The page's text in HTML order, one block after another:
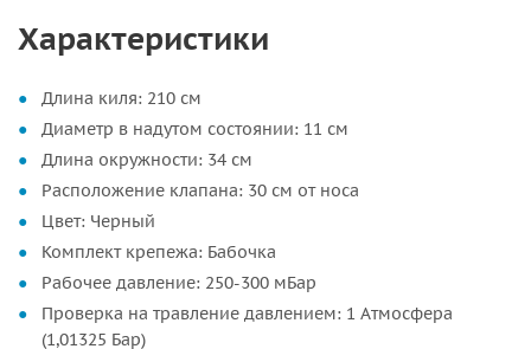
Характеристики
Длина киля: 210 см
Диаметр в надутом состоянии: 11 см
Длина окружности: 34 см
Расположение клапана: 30 см от носа
Цвет: Черный
Комплект крепежа: Бабочка
Рабочее давление: 250-300 мБар
Проверка на травление давлением: 1 Атмосфера
(1,01325 Бар)